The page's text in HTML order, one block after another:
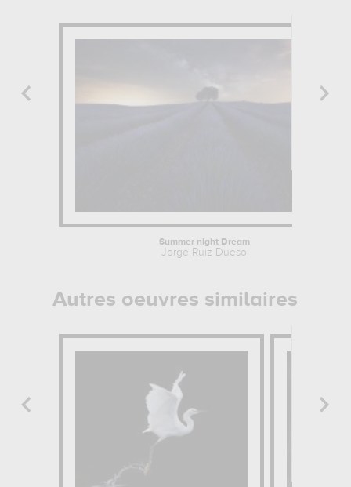
Summer night Dream
Jorge Ruiz Dueso
Autres oeuvres similaires